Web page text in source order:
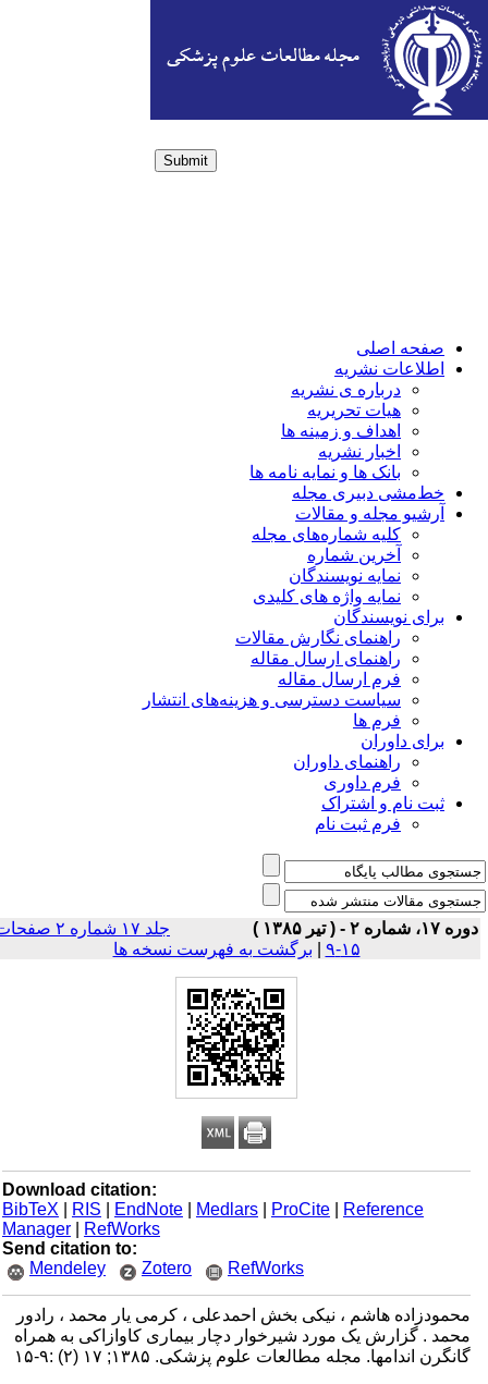
Submit
صفحه اصلی
اطلاعات نشریه
درباره ی نشریه
هیات تحریریه
اهداف و زمینه ها
اخبار نشریه
بانک ها و نمایه نامه ها
خط‌مشی دبیری مجله
آرشیو مجله و مقالات
کلیه شماره‌های مجله
آخرین شماره
نمایه نویسندگان
نمایه واژه های کلیدی
برای نویسندگان
راهنمای نگارش مقالات
راهنمای ارسال مقاله
فرم ارسال مقاله
سیاست دسترسی و هزینه‌های انتشار
فرم ها
برای داوران
راهنمای داوران
فرم داوری
ثبت نام و اشتراک
فرم ثبت نام
شماره ۲ - ( تير ۱۳۸۵ )
جلد ۱۷ شماره ۲ صفحات
۱۵-۹
| برگشت به فهرست نسخه ها
Download citation:
BibTeX
| RIS |EndNote |Medlars |ProCite |Reference
Manager
|RefWorks
Send citation to:
Mendeley
Zotero RefWorks
محمودزاده هاشم ، نیکی بخش احمدعلی ، کرمی ‌یار محمد ، رادور
محمد . گزارش یک مورد شیرخوار دچار بیماری کاوازاکی به همراه
گانگرن اندامها. مجله مطالعات علوم پزشکی. ۱۳۸۵; ۱۷ (۲) :۹-۱۵